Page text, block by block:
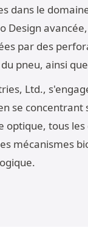
dans le
par des
pneu, ainsi
Ltd.,
se
tous
mécanismes